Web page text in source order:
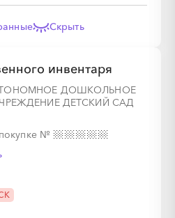
Скрыть
инвентаря
ДОШКОЛЬНОЕ
ДЕТСКИЙ САД
№